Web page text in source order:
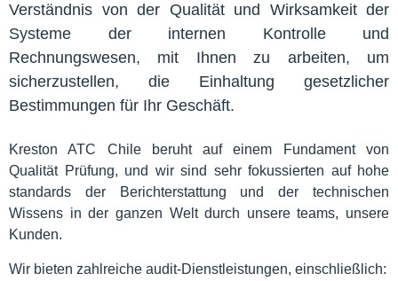
Verständnis von der Qualität und Wirksamkeit der
Systeme der internen Kontrolle und
Rechnungswesen, mit Ihnen zu arbeiten, um
sicherzustellen, die Einhaltung gesetzlicher
Bestimmungen für Ihr Geschäft.
Kreston ATC Chile beruht auf einem Fundament von
Qualität Prüfung, und wir sind sehr fokussierten auf hohe
standards der Berichterstattung und der technischen
Wissens in der ganzen Welt durch unsere teams, unsere
Kunden.
Wir bieten zahlreiche audit-Dienstleistungen, einschließlich: